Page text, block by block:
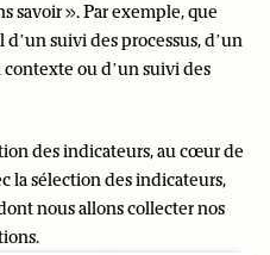
savoir ». Par exemple, que
suivi des processus, d’un
ou d’un suivi des
des indicateurs, au cœur de
la sélection des indicateurs,
nous allons collecter nos